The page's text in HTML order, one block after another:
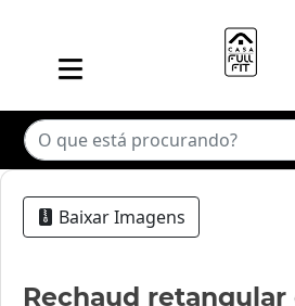
Baixar Imagens
Rechaud retangular